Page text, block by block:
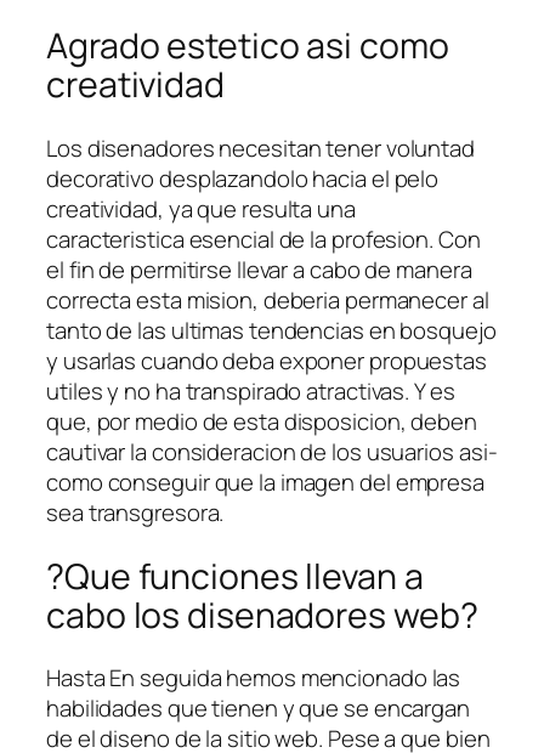
Agrado estetico asi­ como
creatividad
Los disenadores necesitan tener voluntad
decorativo desplazandolo hacia el pelo
creatividad, ya que resulta una
caracteristica esencial de la profesion. Con
el fin de permitirse llevar a cabo de manera
correcta esta mision, deberia permanecer al
tanto de las ultimas tendencias en bosquejo
y usarlas cuando deba exponer propuestas
utiles y no ha transpirado atractivas. Y es
que, por medio de esta disposicion, deben
cautivar la consideracion de los usuarios asi­
como conseguir que la imagen del empresa
sea transgresora.
?Que funciones llevan a
cabo los disenadores web?
Hasta En seguida hemos mencionado las
habilidades que tienen y que se encargan
de el diseno de la sitio web. Pese a que bien